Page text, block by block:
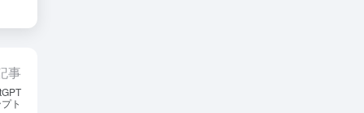
事
ト